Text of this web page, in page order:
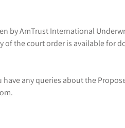
by AmTrust International
of the court order is available for
any queries about the
.